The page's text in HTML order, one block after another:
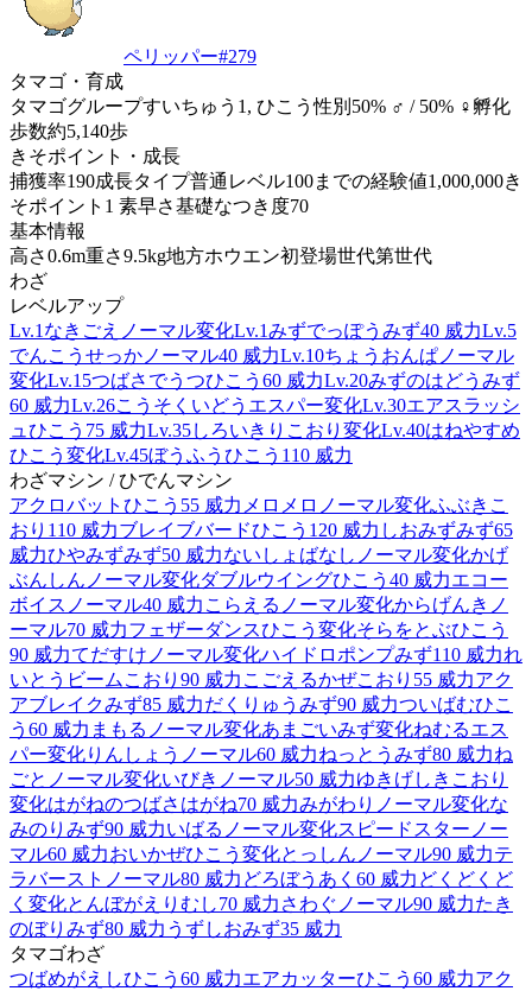
ペリッパー#279
タマゴ・育成
タマゴグループすいちゅう1, ひこう性別 50% ♂ / 50% ♀ 孵化
歩数約5,140歩
きそポイント・成長
捕獲率190成長タイプ普通 レベル100までの経験値1,000,000き
そポイント 1 素早さ基礎なつき度70
基本情報
高さ0.6m重さ9.5kg地方ホウエン初登場世代第世代
わざ
レベルアップ
Lv.1 なきごえ ノーマル変化Lv.1みずでっぽう みず40 威力Lv.5
でんこうせっか ノーマル40 威力Lv.10ちょうおんぱ ノーマル
変化Lv.15つばさでうつひこう 60 威力Lv.20みずのはどう みず
60 威力Lv.26こうそくいどう エスパー変化Lv.30エアスラッシ
ュ ひこう 75 威力Lv.35しろいきり こおり 変化Lv.40はねやすめ
ひこう 変化Lv.45ぼうふう ひこう 110 威力
わざマシン / ひでんマシン
アクロバット ひこう 55 威力 メロメロ ノーマル変化ふぶき こ
おり 110 威力ブレイブバードひこう 120 威力 しおみずみず65
威力ひやみずみず50 威力ないしょばなし ノーマル変化かげ
ぶんしん ノーマル変化ダブルウイングひこう 40 威力エコー
ボイス ノーマル40 威力 こらえる ノーマル変化からげんき ノ
ーマル70 威力フェザーダンスひこう 変化そらをとぶひこう
90 威力てだすけ ノーマル変化ハイドロポンプみず110 威力れ
いとうビーム こおり 90 威力 こごえるかぜこおり 55 威力アク
アブレイクみず85 威力だくりゅう みず90 威力ついばむひこ
う 60 威力 まもる ノーマル変化あまごいみず変化ねむるエス
パー変化りんしょう ノーマル60 威力ねっとう みず80 威力ね
ごと ノーマル変化いびき ノーマル50 威力ゆきげしき こおり
変化はがねのつばさ はがね70 威力みがわり ノーマル変化な
みのり みず90 威力いばる ノーマル変化スピードスター ノー
マル60 威力おいかぜひこう 変化とっしん ノーマル90 威力テ
ラバースト ノーマル80 威力 どろぼう あく 60 威力 どくどく ど
く 変化とんぼがえり むし70 威力 さわぐ ノーマル90 威力たき
のぼり みず80 威力 うずしおみず35 威力
タマゴわざ
つばめがえしひこう 60 威力エアカッターひこう 60 威力アク